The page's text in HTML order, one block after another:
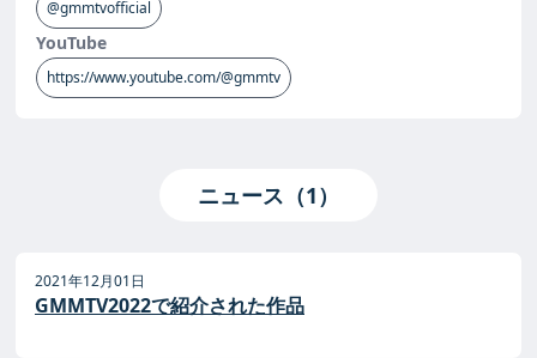
@gmmtvofficial
YouTube
https://www.youtube.com/@gmmtv
ニュース（1）
2021年12月01日
GMMTV2022で紹介された作品